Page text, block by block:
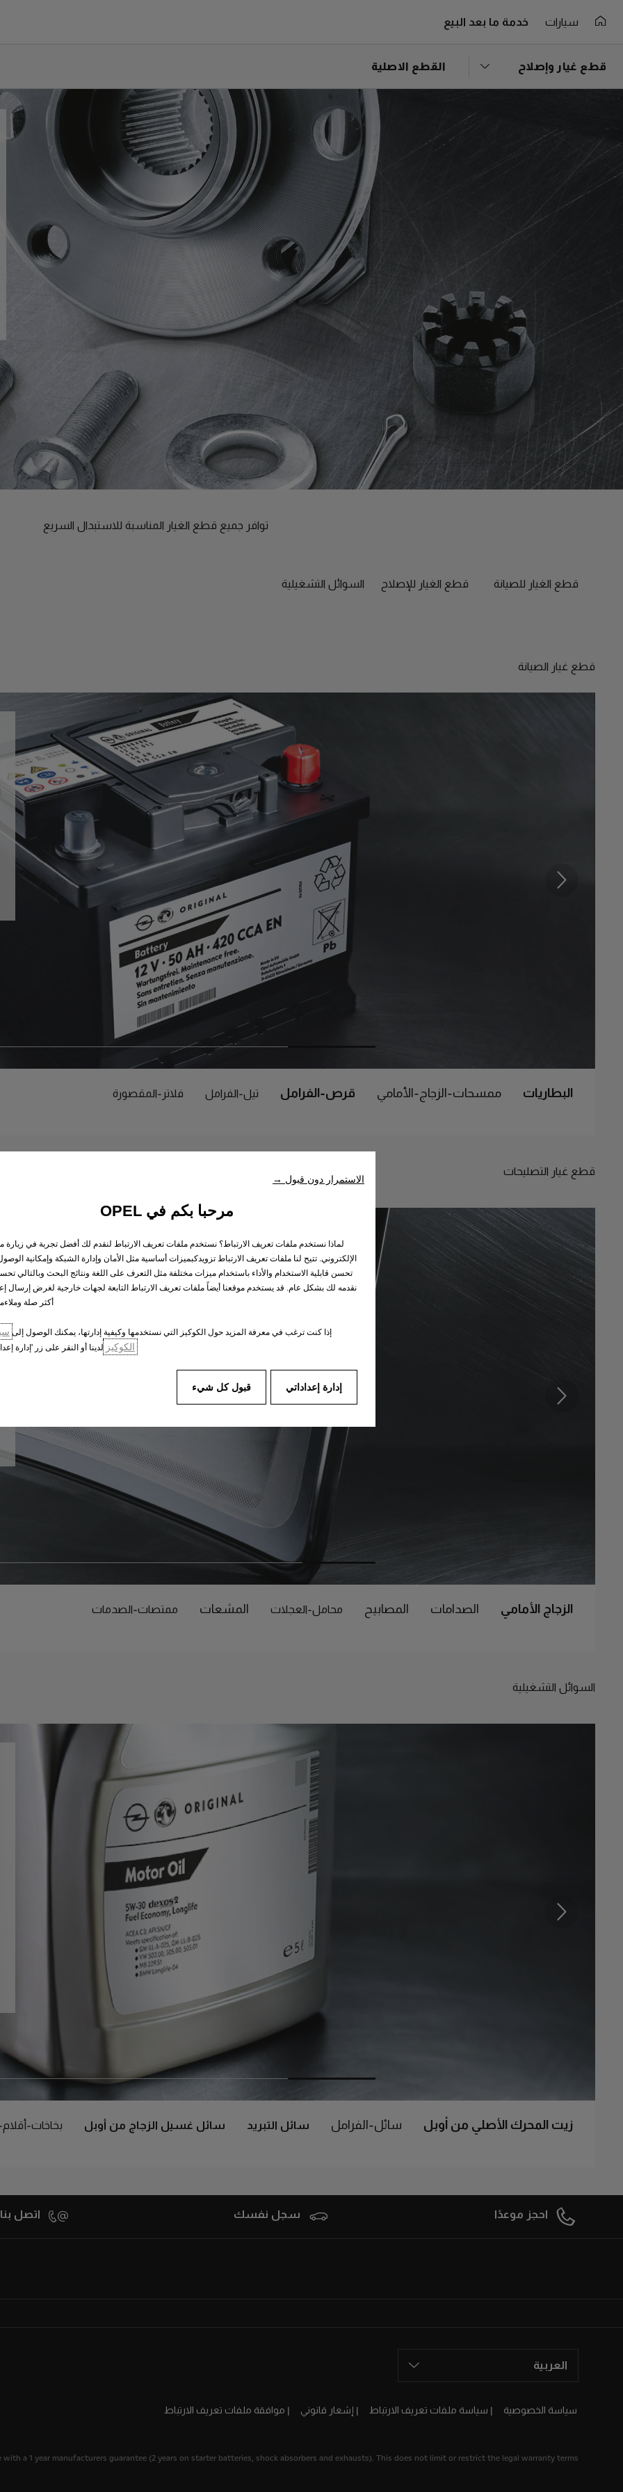
سيارات خدمة ما بعد البيع
قطع غيار وإصلاح القطع الاصلية
توافر جميع قطع الغيار المناسبة للاستبدال السريع
قطع الغيار للصيانة قطع الغيار للإصلاح السوائل التشغيلية
قطع غيار الصيانة
البطاريات ممسحات-الزجاج-الأمامي قرص-الفرامل تيل-الفرامل فلاتر-المقصورة
قطع غيار التصليحات
الزجاج الأمامي الصدامات المصابيح محامل-العجلات المشعات ممتصات-الصدمات
السوائل التشغيلية
زيت المحرك الأصلي من أوبل سائل-الفرامل سائل التبريد سائل غسيل الزجاج من أوبل بخاخات-
احجز موعدًا سجل نفسك اتصل بنا
العربية
سياسة الخصوصية سياسة ملفات تعريف الارتباط إشعار قانوني موافقة ملفات تعريف الارتباط
with a 1 year manufacturers guarantee (2 years on starter batteries, shock absorbers and exhausts). This does not limit or restrict the legal warranty terms.
الاستمرار دون قبول →
مرحبا بكم في OPEL
لماذا نستخدم ملفات تعريف الارتباط؟ نستخدم ملفات تعريف الارتباط لنقدم لك أفضل تجربة في زيارة
الإلكتروني. تتيح لنا ملفات تعريف الارتباط تزويدكبميزات أساسية مثل الأمان وإدارة الشبكة وإمكانية
تحسن قابلية الاستخدام والأداء باستخدام ميزات مختلفة مثل التعرف على اللغة ونتائج البحث وبالتالي
نقدمه لك بشكل عام. قد يستخدم موقعنا أيضاً ملفات تعريف الارتباط التابعة لجهات خارجية لغرض إرسال
أكثر صلة
إذا كنت ترغب في معرفة المزيد حول الكوكيز التي نستخدمها وكيفية إدارتها، يمكنك الوصول إلى
الكوكيز لدينا أو النقر على زر 'إدارة
إدارة إعداداتي قبول كل شيء